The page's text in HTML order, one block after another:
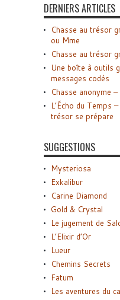
DERNIERS ARTICLES
Chasse au trésor
ou Mme
Chasse au trésor
Une boîte à outils
messages codés
Chasse anonyme
L’Écho du Temps
trésor se prépare
SUGGESTIONS
Mysteriosa
Exkalibur
Carine Diamond
Gold & Crystal
Le jugement de
L’Elixir d’Or
Lueur
Chemins Secrets
Fatum
Les aventures du